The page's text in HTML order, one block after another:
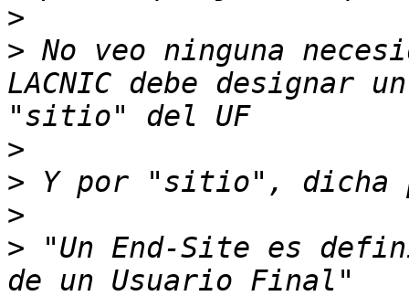
>
> No veo ninguna
LACNIC debe designar
>
>
>
> "Un End-Site es